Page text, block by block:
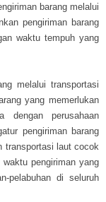
barang melalui
pengiriman barang
waktu tempuh yang
melalui transportasi
yang memerlukan
dengan perusahaan
pengiriman barang
transportasi laut cocok
pengiriman yang
pelabuhan di seluruh